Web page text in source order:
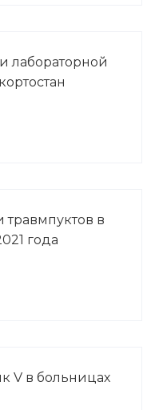
лабораторной
в
года
V в больницах